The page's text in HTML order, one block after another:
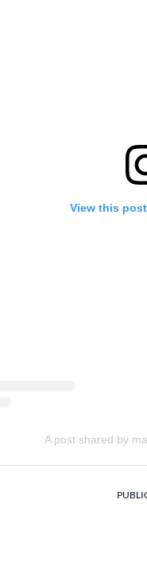
View this
A post shared by